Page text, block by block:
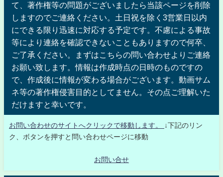
て、著作権等の問題がございましたら当該ページを削除
しますのでご連絡ください。土日祝を除く3営業日以内
にできる限り迅速に対応する予定です。不慮による事故
等により連絡を確認できないこともありますので何卒、
ご了承ください。まずはこちらの問い合わせよりご連絡
お願い致します。情報は作成時点の日時のものですの
で、作成後に情報が変わる場合がございます。動画サム
ネ等の著作権侵害目的としてません。その点ご理解いた
だけますと幸いです。
お問い合わせのサイトへクリックで移動します。
↓下記のリン
ク、ボタンを押すと問い合わせページに移動
お問い合せ